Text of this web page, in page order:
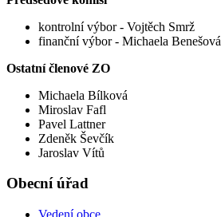
kontrolní výbor - Vojtěch Smrž
finanční výbor - Michaela Benešová
Ostatní členové ZO
Michaela Bílková
Miroslav Fafl
Pavel Lattner
Zdeněk Ševčík
Jaroslav Vítů
Obecní úřad